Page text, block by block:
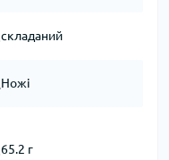
складаний
Ножі
65.2 г